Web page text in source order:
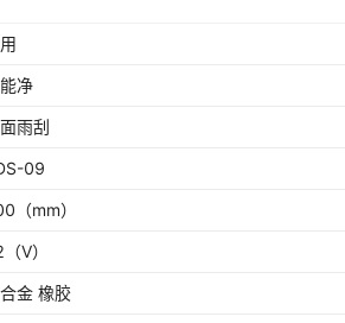
净
雨刮
09
（mm）
（V）
金 橡胶